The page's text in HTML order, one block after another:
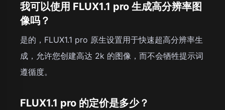
我可以使用 FLUX1.1 pro 生成高分辨率图
像吗？
是的，FLUX1.1 pro 原生设置用于快速超高分辨率生
成，允许您创建高达 2k 的图像，而不会牺牲提示词
遵循度。
FLUX1.1 pro 的定价是多少？